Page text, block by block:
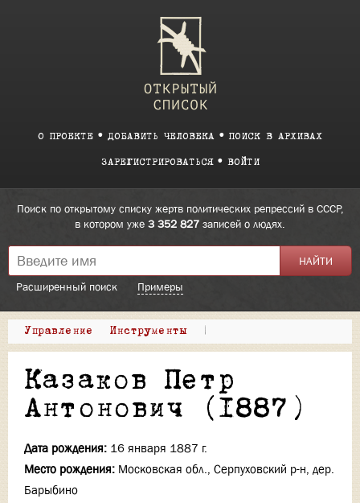
О ПРОЕКТЕ ДОБАВИТЬ ЧЕЛОВЕКА ПОИСК В АРХИВАХ
ЗАРЕГИСТРИРОВАТЬСЯ ВОЙТИ
Поиск по открытому списку жертв политических репрессий в СССР,
в котором уже 3 352 827 записей о людях.
Расширенный поиск Примеры
Управление Инструменты |
Казаков Петр
Антонович (1887)
Дата рождения: 16 января 1887 г.
Место рождения: Московская обл., Серпуховский р-н, дер.
Барыбино